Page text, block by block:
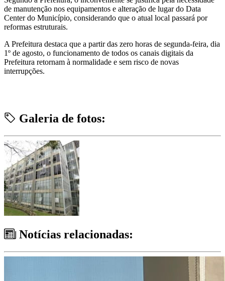
de manutenção nos equipamentos e alteração de lugar do Data
Center do Município, considerando que o atual local passará por
reformas estruturais.
A Prefeitura destaca que a partir das zero horas de segunda-feira, dia
1º de agosto, o funcionamento de todos os canais digitais da
Prefeitura retornam à normalidade e sem risco de novas
interrupções.
Galeria de fotos:
Notícias relacionadas: